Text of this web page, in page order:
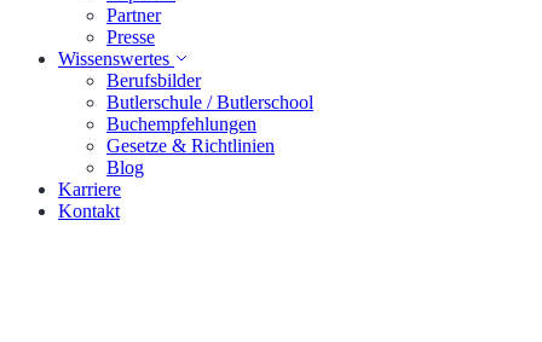
Partner
Presse
Wissenswertes
Berufsbilder
Butlerschule / Butlerschool
Buchempfehlungen
Gesetze & Richtlinien
Blog
Karriere
Kontakt